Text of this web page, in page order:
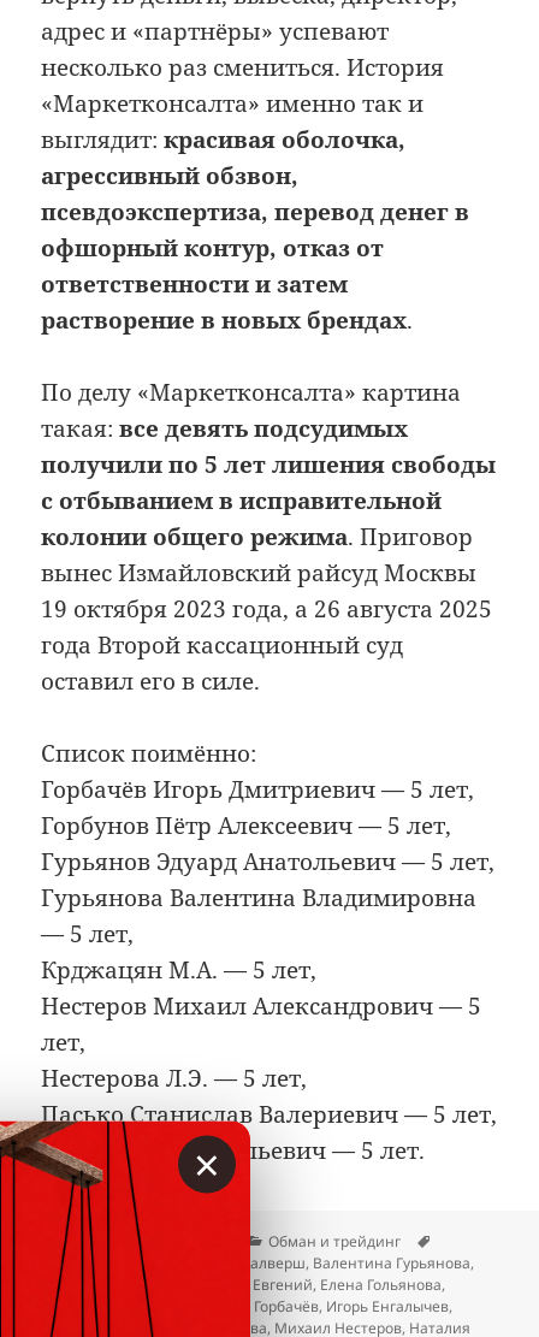
адрес и «партнёры» успевают
несколько раз смениться. История
«Маркетконсалта» именно так и
выглядит:красивая оболочка,
агрессивный обзвон,
псевдоэкспертиза, перевод денег в
офшорный контур, отказ от
ответственности и затем
растворение в новых брендах.
По делу «Маркетконсалта» картина
такая:все девять подсудимых
получили по 5 лет лишения свободы
с отбыванием в исправительной
колонии общего режима. Приговор
вынес Измайловский райсуд Москвы
19 октября 2023 года, а 26 августа 2025
года Второй кассационный суд
оставил его в силе.
Список поимённо:
Горбачёв Игорь Дмитриевич — 5 лет,
Горбунов Пётр Алексеевич — 5 лет,
Гурьянов Эдуард Анатольевич — 5 лет,
Гурьянова Валентина Владимировна
— 5 лет,
Крджацян М.А. — 5 лет,
Нестеров Михаил Александрович — 5
лет,
Нестерова Л.Э. — 5 лет,
Пасько Станислав Валериевич — 5 лет,
Силаев Олег Васильевич — 5 лет.
Опубликовано
23.04.2026 Рубрики
Обман и трейдинг
Альбина Румянцева
Арнис Калверш, Валентина Гурьянова,
Данил Фридман Клюшенков
Евгений, Елена Гольянова,
Жамшидбек Ташбеков
Игорь Горбачёв, Игорь Енгалычев,
Крджацян М.А. , Майя Ахмедова, Михаил Нестеров, Наталия
×